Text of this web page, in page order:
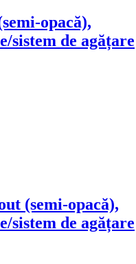
opacă),
sistem de agățare
(semi-opacă),
sistem de agățare